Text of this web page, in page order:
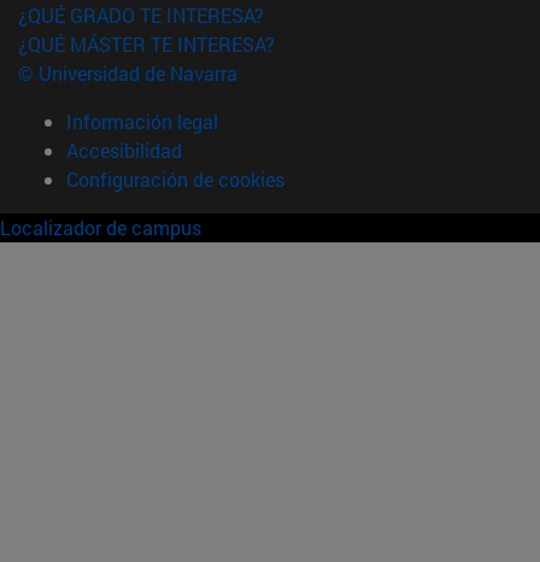
¿QUÉ GRADO TE INTERESA?
¿QUÉ MÁSTER TE INTERESA?
© Universidad de Navarra
Información legal
Accesibilidad
Configuración de cookies
Localizador de campus